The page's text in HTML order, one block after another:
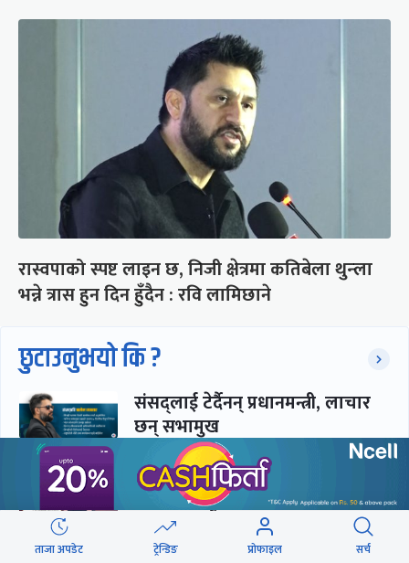
रास्वपाको स्पष्ट लाइन छ, निजी क्षेत्रमा कतिबेला थुन्ला
भन्ने त्रास हुन दिन हुँदैन : रवि लामिछाने
छुटाउनुभयो कि ?
संसद्लाई टेर्दैनन् प्रधानमन्त्री, लाचार
छन् सभामुख
‘अस्थायी प्रकृतिको अध्यादेशले ऐनको
व्यवस्था विस्थापित गर्न सक्दैन’
ताजा अपडेट ट्रेन्डिङ प्रोफाइल सर्च